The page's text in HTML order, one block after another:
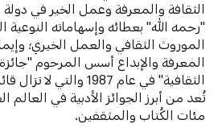
الثقافة والمعرفة وعمل الخير في دولة
"رحمه الله" بعطائه وإسهاماته
الموروث الثقافي والعمل الخيري؛
المعرفة والإبداع أسس المرحوم
الثقافية" في عام 1987
تُعد من أبرز الجوائز الأدبية في العالم
مئات الكُتاب والمثقفين.